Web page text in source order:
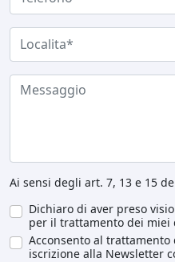
Ai sensi degli art. 7, 13 e 15
Dichiaro di aver preso
per il trattamento dei miei
Acconsento al
iscrizione alla Newsletter